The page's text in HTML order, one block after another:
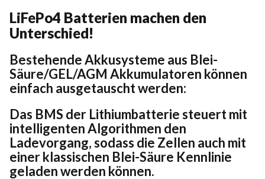
LiFePo4 Batterien machen den
Unterschied!
Bestehende Akkusysteme aus Blei-
Säure/GEL/AGM Akkumulatoren können
einfach ausgetauscht werden:
Das BMS der Lithiumbatterie steuert mit
intelligenten Algorithmen den
Ladevorgang, sodass die Zellen auch mit
einer klassischen Blei-Säure Kennlinie
geladen werden können.